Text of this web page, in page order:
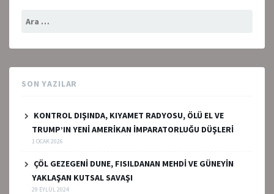
SON YAZILAR
KONTROL DIŞINDA, KIYAMET RADYOSU, ÖLÜ EL VE
TRUMP’IN YENİ AMERİKAN İMPARATORLUĞU DÜŞLERİ
1 OCAK 2026
ÇÖL GEZEGENİ DUNE, FISILDANAN MEHDİ VE GÜNEYİN
YAKLAŞAN KUTSAL SAVAŞI
29 EYLÜL 2024